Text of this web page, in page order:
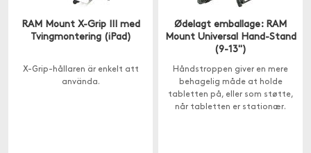
RAM Mount X-Grip III med
Tvingmontering (iPad)
X-Grip-hållaren är enkelt att
använda.
Ødelagt emballage: RAM
Mount Universal Hand-Stand
(9-13")
Håndstroppen giver en mere
behagelig måde at holde
tabletten på, eller som støtte,
når tabletten er stationær.